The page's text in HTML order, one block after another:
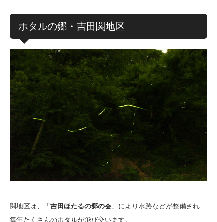
ホタルの郷・吉田関地区
関地区は、「吉田ほたるの郷の会 」により水路などが整備され、
毎年たくさんのホタルが飛び交います。